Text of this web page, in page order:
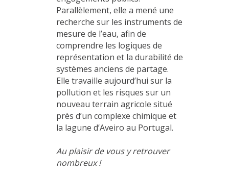
Parallèlement, elle a mené une
recherche sur les instruments de
mesure de l’eau, afin de
comprendre les logiques de
représentation et la durabilité de
systèmes anciens de partage.
Elle travaille aujourd’hui sur la
pollution et les risques sur un
nouveau terrain agricole situé
près d’un complexe chimique et
la lagune d’Aveiro au Portugal.
Au plaisir de vous y retrouver
nombreux !